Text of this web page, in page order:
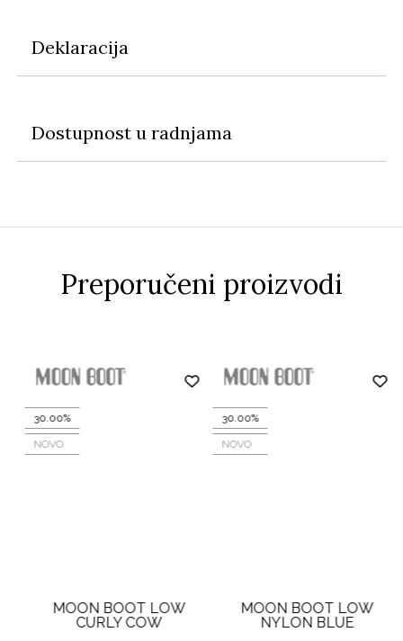
Deklaracija
Dostupnost u radnjama
Preporučeni proizvodi
30.00%
NOVO
MOON BOOT LOW
CURLY COW
30.00%
NOVO
MOON BOOT LOW
NYLON BLUE